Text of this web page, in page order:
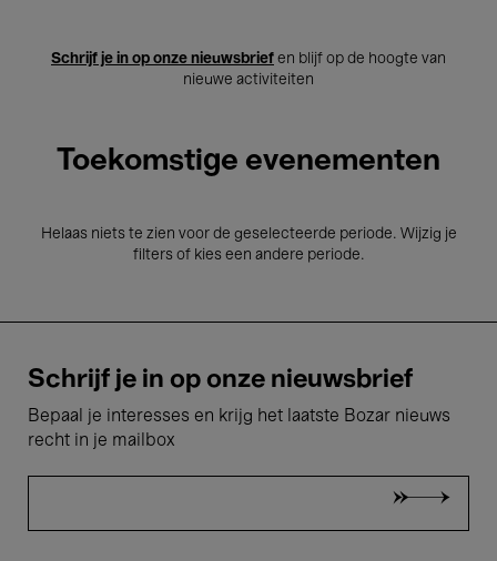
Schrijf je in op onze nieuwsbrief en blijf op de hoogte van
nieuwe activiteiten
Toekomstige evenementen
Helaas niets te zien voor de geselecteerde periode. Wijzig je
filters of kies een andere periode.
Schrijf je in op onze nieuwsbrief
Bepaal je interesses en krijg het laatste Bozar nieuws
recht in je mailbox